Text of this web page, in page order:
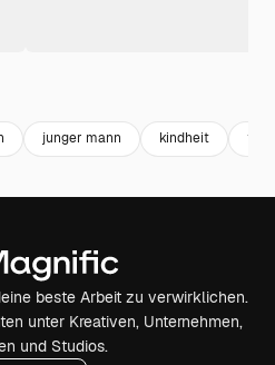
junger mann kindheit
beste Arbeit zu verwirklichen.
unter Kreativen, Unternehmen,
und Studios.